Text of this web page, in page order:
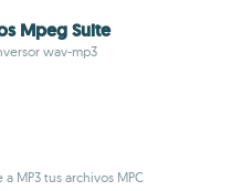
Mpeg Suite
wav-mp3
MP3 tus archivos MPC